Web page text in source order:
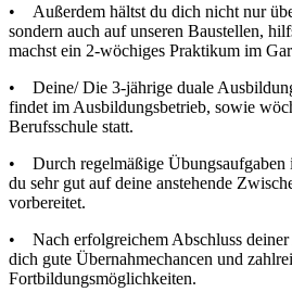
• Außerdem hältst du dich nicht nur
sondern auch auf unseren Baustellen,
machst ein 2-wöchiges Praktikum im
• Deine/ Die 3-jährige duale
findet im Ausbildungsbetrieb, sowie
Berufsschule statt.
• Durch regelmäßige Übungsaufgaben
du sehr gut auf deine anstehende
vorbereitet.
• Nach erfolgreichem Abschluss
dich gute Übernahmechancen und
Fortbildungsmöglichkeiten.